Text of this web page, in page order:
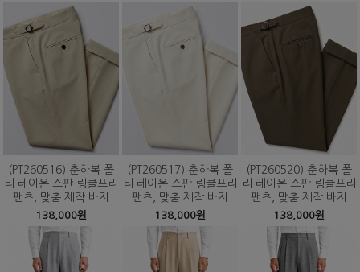
(PT260516) 춘하복 폴
리 레이온 스판 링클프리
팬츠, 맞춤 제작 바지
138,000원
(PT260517) 춘하복 폴
리 레이온 스판 링클프리
팬츠, 맞춤 제작 바지
138,000원
(PT260520) 춘하복 폴
리 레이온 스판 링클프리
팬츠, 맞춤 제작 바지
138,000원